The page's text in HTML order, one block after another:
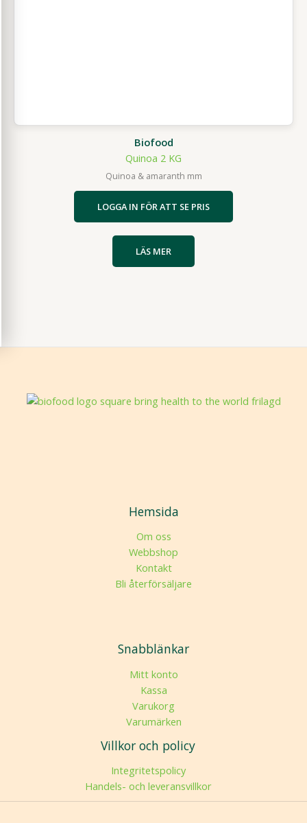
Biofood
Quinoa 2 KG
Quinoa & amaranth mm
LOGGA IN FÖR ATT SE PRIS
LÄS MER
Hemsida
Om oss
Webbshop
Kontakt
Bli återförsäljare
Snabblänkar
Mitt konto
Kassa
Varukorg
Varumärken
Villkor och policy
Integritetspolicy
Handels- och leveransvillkor